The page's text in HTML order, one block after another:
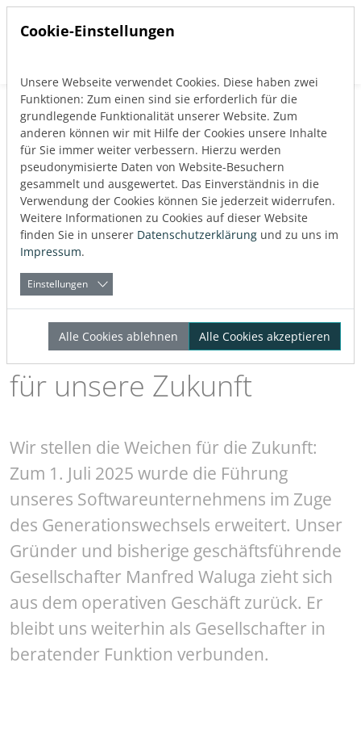
Direkt zur Hauptnavigation springen
Direkt zum Inhalt springen
Zurück zum Blog
Allgemeines
Veröffentlicht:27.08.2025
Über den Autor
LINEAR
Generationswechsel bei
LINEAR – ein neues Team
für unsere Zukunft
Wir stellen die Weichen für die Zukunft:
Zum 1. Juli 2025 wurde die Führung
unseres Softwareunternehmens im Zuge
des Generationswechsels erweitert. Unser
Gründer und bisherige geschäftsführende
Gesellschafter Manfred Waluga zieht sich
aus dem operativen Geschäft zurück. Er
bleibt uns weiterhin als Gesellschafter in
beratender Funktion verbunden.
Cookie-Einstellungen
Unsere Webseite verwendet Cookies. Diese haben zwei
Funktionen: Zum einen sind sie erforderlich für die
grundlegende Funktionalität unserer Website. Zum
anderen können wir mit Hilfe der Cookies unsere Inhalte
für Sie immer weiter verbessern. Hierzu werden
pseudonymisierte Daten von Website-Besuchern
gesammelt und ausgewertet. Das Einverständnis in die
Verwendung der Cookies können Sie jederzeit widerrufen.
Weitere Informationen zu Cookies auf dieser Website
finden Sie in unserer Datenschutzerklärung und zu uns im
Impressum.
Einstellungen
Alle Cookies ablehnen Alle Cookies akzeptieren